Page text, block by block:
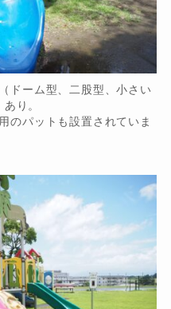
ドーム型、二股型、小さい
り。
のパットも設置されていま